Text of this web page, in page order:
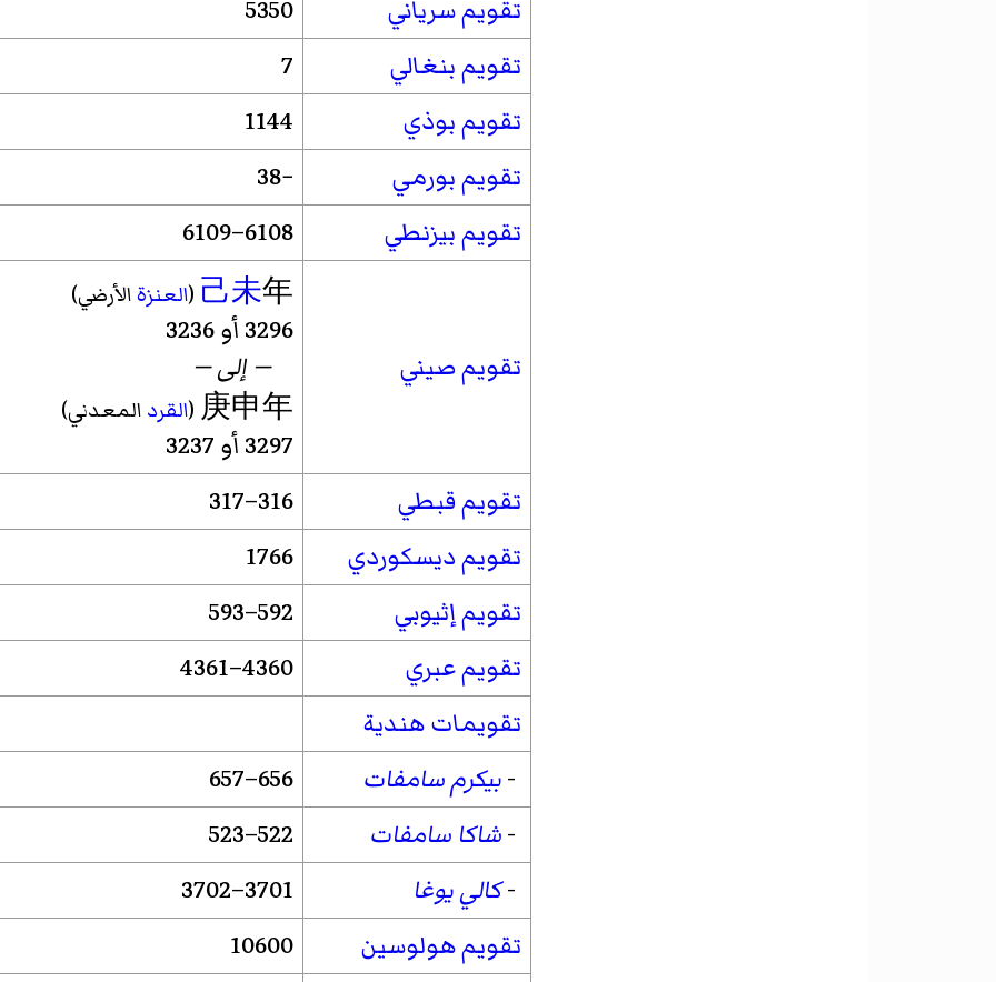
تقويم سرياني
5350
تقويم بنغالي
7
تقويم بوذي
1144
تقويم بورمي
−38
تقويم بيزنطي
6108–6109
تقويم صيني
己未年
(العنزةالأرضي)
3296 أو 3236
— إلى —
庚申年
(القرد المعدني)
3297 أو 3237
تقويم قبطي
316–317
تقويم ديسكوردي
1766
تقويم إثيوبي
592–593
تقويم عبري
4360–4361
تقويمات هندية
-بيكرم سامفات
656–657
-شاكا سامفات
522–523
-كالي يوغا
3701–3702
تقويم هولوسين
10600